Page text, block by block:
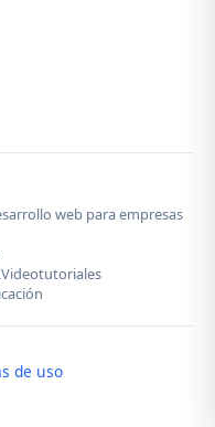
web para empresas
Videotutoriales
de uso